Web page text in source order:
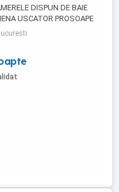
DISPUN DE BAIE
USCATOR PROSOAPE
CU LENJERIE SI PERNE TV
WIFI +INTERNET
FIERBATOR APA +CEAI
DEJUN -PRANZ-CINA
SE SEVESC CAFELE